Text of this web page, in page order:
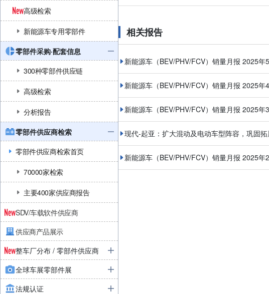
高级检索
新能源车专用零部件
零部件采购·配套信息
300种零部件供应链
高级检索
分析报告
零部件供应商检索
零部件供应商检索首页
70000家检索
主要400家供应商报告
SDV/车载软件供应商
供应商产品展示
整车厂分布 / 零部件供应商
全球车展零部件展
法规认证
相关报告
新能源车（BEV/PHV/FCV）销量月报 2025年
新能源车（BEV/PHV/FCV）销量月报 2025年
新能源车（BEV/PHV/FCV）销量月报 2025年
现代-起亚：扩大混动及电动车型阵容，巩固
新能源车（BEV/PHV/FCV）销量月报 2025年